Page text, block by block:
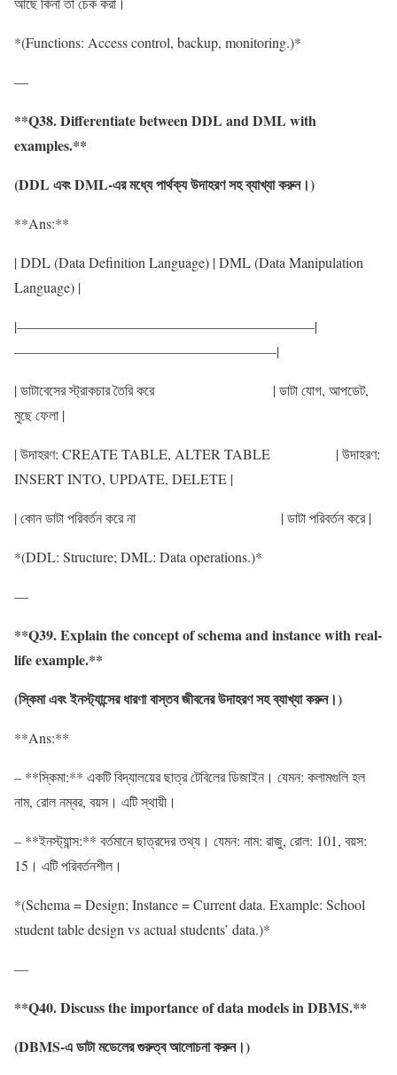
*(Functions: Access control, backup, monitoring.)*
—
**Q38. Differentiate between DDL and DML with
examples.**
(DDL এবংDML-এরমধ্যেপার্থক্যউদাহরণসহব্যাখ্যাকরুন।)
**Ans:**
| DDL (Data Definition Language) | DML (Data Manipulation
Language) |
|—————————————————————|
——————————————————–|
| ডাটাবেসের স্ট্রাকচার তৈরি করে | ডাটা যোগ, আপডেট,
মুছে ফেলা |
| উদাহরণ: CREATE TABLE, ALTER TABLE | উদাহরণ:
INSERT INTO, UPDATE, DELETE |
| কোন ডাটা পরিবর্তন করে না | ডাটা পরিবর্তন করে |
*(DDL: Structure; DML: Data operations.)*
—
**Q39. Explain the concept of schema and instance with real-
life example.**
(স্কিমাএবংইনস্ট্যান্সের ধারণাবাস্তবজীবনেরউদাহরণসহব্যাখ্যাকরুন।)
**Ans:**
– **স্কিমা:** একটি বিদ্যালয়ের ছাত্র টেবিলের ডিজাইন। যেমন: কলামগুলি হল
নাম, রোল নম্বর, বয়স। এটি স্থায়ী।
– **ইনস্ট্যান্স:** বর্তমানে ছাত্রদের তথ্য। যেমন: নাম: রাজু, রোল: 101, বয়স:
15। এটি পরিবর্তনশীল।
*(Schema = Design; Instance = Current data. Example: School
student table design vs actual students’ data.)*
—
**Q40. Discuss the importance of data models in DBMS.**
(DBMS-এডাটামডেলেরগুরুত্বআলোচনাকরুন।)